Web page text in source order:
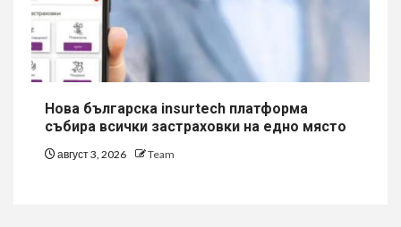
Нова българска insurtech платформа
събира всички застраховки на едно място
август 3, 2026 Team